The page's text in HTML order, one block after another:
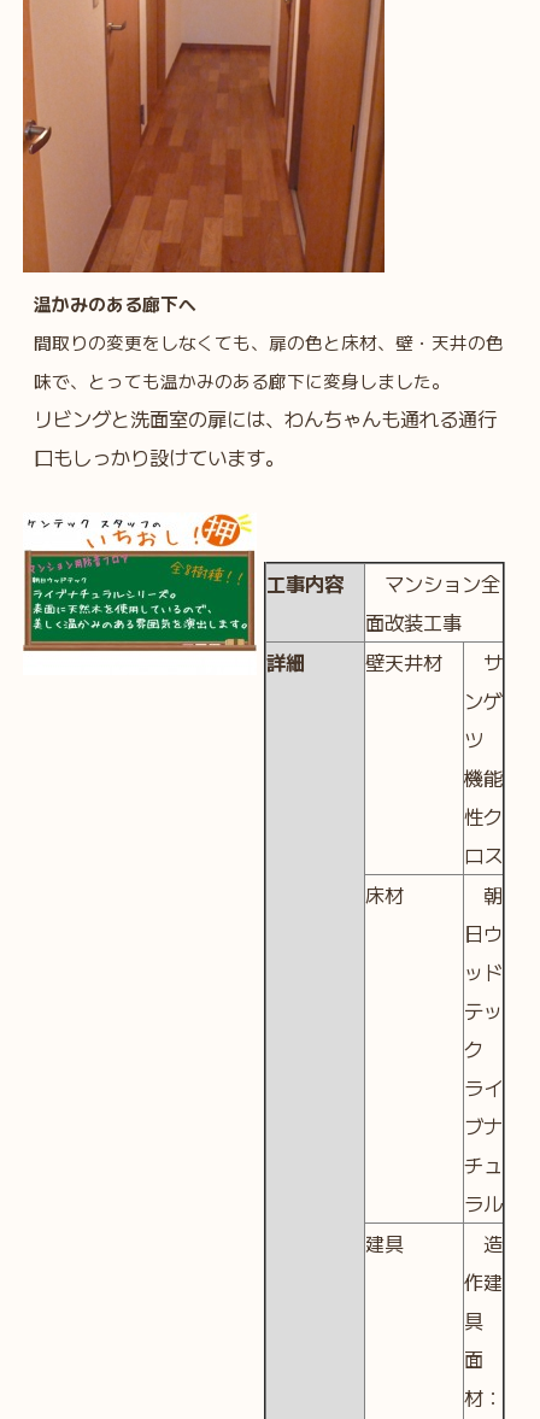
温かみのある廊下へ
間取りの変更をしなくても、扉の色と床材、壁・天井の色
味で、とっても温かみのある廊下に変身しました。
リビングと洗面室の扉には、わんちゃんも通れる通行
口もしっかり設けています。
工事内容
マンション全
面改装工事
詳細
壁天井材
サ
ンゲ
ツ
機能
性ク
ロス
床材
朝
日ウ
ッド
テッ
ク
ライ
ブナ
チュ
ラル
建具
造
作建
具
面
材：